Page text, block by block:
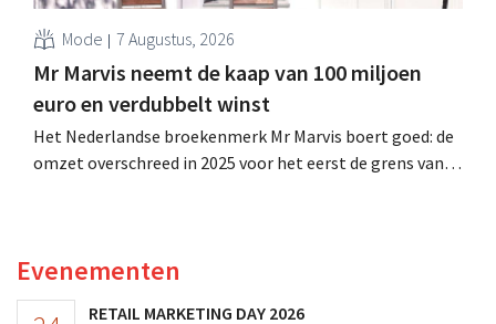
Mode 7 Augustus, 2026
Mr Marvis neemt de kaap van 100 miljoen
euro en verdubbelt winst
Het Nederlandse broekenmerk Mr Marvis boert goed: de
omzet overschreed in 2025 voor het eerst de grens van
Evenementen
RETAIL MARKETING DAY 2026